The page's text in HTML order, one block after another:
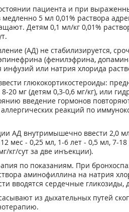
пациента и при
5 мл 0,01% раствора
Детям 0,1 мл/кг 0,01%
(АД) не стабилизируется,
(фенилэфрина,
инфузий или натрия хлорида
глюкокортикостероиды:
20 мг (детям 0,3-0,6 мг/кг), или
введение гормонов
реакций по
АД внутримышечно ввести 2,0
мес - 0,25 мл, 1-6 лет - 0,5 мл, 7-18
кг/сут за две инъекции).
по показаниям. При
аминофиллина на натрия
вводятся сердечные
из дыхательных путей